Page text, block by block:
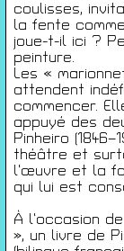
coulisses,
la fente
joue-t-il ici ?
peinture.
Les «
attendent
commencer.
appuyé des
Pinheiro
théâtre et
l’œuvre et la
qui lui est
À l’occasion
», un livre de
Conférences
Films
Rencontres
Architecture +
Expositions
Artists Print
Voyages
Activités
Saisons
JEUNESSE &
PALAIS DES